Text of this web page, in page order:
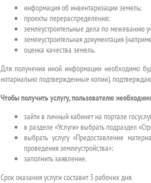
информация об инвентаризации земель;
проекты перераспределения;
землеустроительные дела по межеванию
землеустроительная документация
оценка качества земель.
Для получения иной информации необходимо
нотариально подтвержденные копии),
Чтобы получить услугу, пользователю
зайти в личный кабинет на портале
в разделе «Услуги» выбрать подраздел
выбрать услугу «Предоставление
проведения землеустройства»;
заполнить заявление.
Срок оказания услуги составит 3 рабочих дня.